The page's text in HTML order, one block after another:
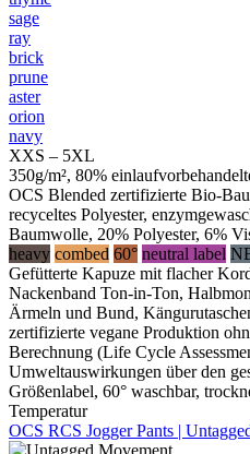
sage
ray
brick
prune
aster
orion
navy
XXS – 5XL
350g/m², 80%
OCS Blended zertifizierte Bio-
recyceltes Polyester,
Baumwolle, 20% Polyester, 6%
heavy combed 60° neutral label
Gefütterte Kapuze mit flacher
Nackenband Ton-in-Ton,
Ärmeln und Bund,
zertifizierte vegane Produktion
Berechnung (Life Cycle
Umweltauswirkungen über den
Größenlabel, 60° waschbar,
Temperatur
OCS RCS Jogger Pants |